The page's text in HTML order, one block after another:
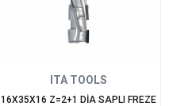
ITA TOOLS
16X35X16 Z=2+1 DİA SAPLI FREZE